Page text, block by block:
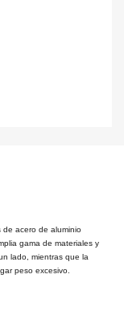
de acero de aluminio
gama de materiales y
lado, mientras que la
peso excesivo.